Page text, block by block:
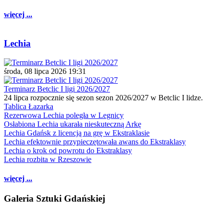
więcej ...
Lechia
środa, 08 lipca 2026 19:31
Terminarz Betclic I ligi 2026/2027
24 lipca rozpocznie się sezon sezon 2026/2027 w Betclic I lidze.
Tablica Łazarka
Rezerwowa Lechia poległa w Legnicy
Osłabiona Lechia ukarała nieskuteczną Arkę
Lechia Gdańsk z licencją na grę w Ekstraklasie
Lechia efektownie przypieczętowała awans do Ekstraklasy
Lechia o krok od powrotu do Ekstraklasy
Lechia rozbita w Rzeszowie
więcej ...
Galeria Sztuki Gdańskiej